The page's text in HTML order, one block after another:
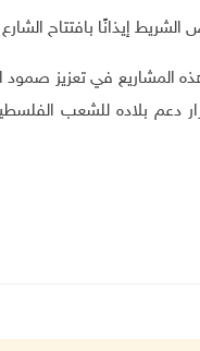
إيذانًا بافتتاح
المشاريع في تعزيز صمود
دعم بلاده للشعب